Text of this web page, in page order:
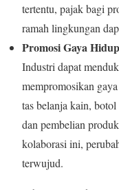
tertentu, pajak bagi
ramah lingkungan
Promosi Gaya
Industri dapat
mempromosikan
tas belanja kain,
dan pembelian
kolaborasi ini,
terwujud.